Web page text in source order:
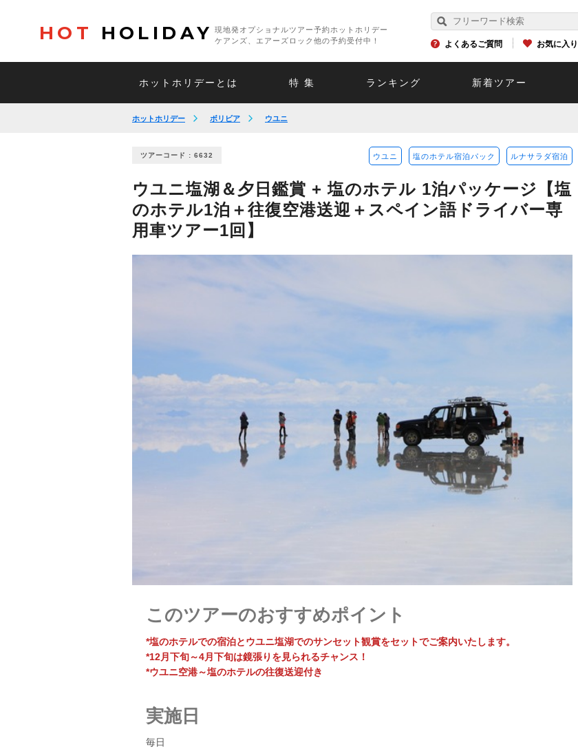
HOT HOLIDAY
現地発オプショナルツアー予約ホットホリデー
ケアンズ、エアーズロック他の予約受付中！
よくあるご質問 お気に入り
ホットホリデーとは 特 集 ランキング 新着ツアー
ホットホリデー ボリビア ウユニ
ツアーコード : 6632 ウユニ 塩のホテル宿泊パック ルナサラダ宿泊
ウユニ塩湖＆夕日鑑賞 + 塩のホテル 1泊パッケージ【塩
のホテル1泊＋往復空港送迎＋スペイン語ドライバー専
用車ツアー1回】
このツアーのおすすめポイント
*塩のホテルでの宿泊とウユニ塩湖でのサンセット観賞をセットでご案内いたします。
*12月下旬～4月下旬は鏡張りを見られるチャンス！
*ウユニ空港～塩のホテルの往復送迎付き
実施日
毎日